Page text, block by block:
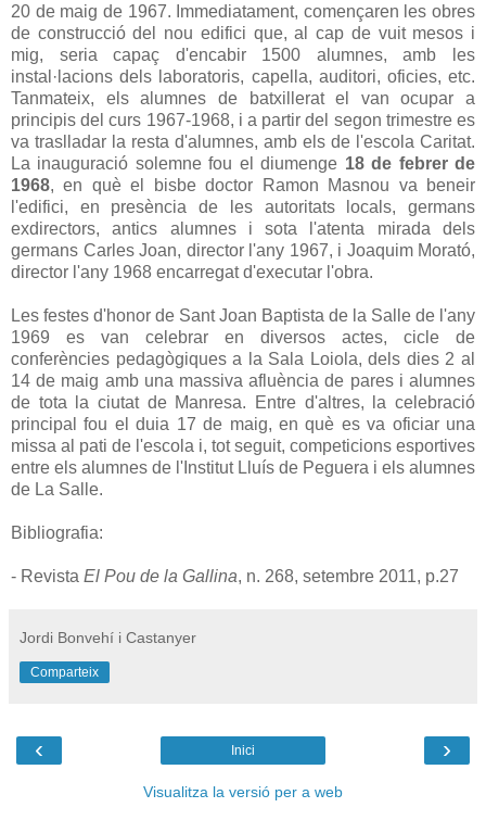
20 de maig de 1967. Immediatament, començaren les obres
de construcció del nou edifici que, al cap de vuit mesos i
mig, seria capaç d'encabir 1500 alumnes, amb les
instal·lacions dels laboratoris, capella, auditori, oficies, etc.
Tanmateix, els alumnes de batxillerat el van ocupar a
principis del curs 1967-1968, i a partir del segon trimestre es
va traslladar la resta d'alumnes, amb els de l'escola Caritat.
La inauguració solemne fou el diumenge 18 de febrer de
1968, en què el bisbe doctor Ramon Masnou va beneir
l'edifici, en presència de les autoritats locals, germans
exdirectors, antics alumnes i sota l'atenta mirada dels
germans Carles Joan, director l'any 1967, i Joaquim Morató,
director l'any 1968 encarregat d'executar l'obra.
Les festes d'honor de Sant Joan Baptista de la Salle de l'any
1969 es van celebrar en diversos actes, cicle de
conferències pedagògiques a la Sala Loiola, dels dies 2 al
14 de maig amb una massiva afluència de pares i alumnes
de tota la ciutat de Manresa. Entre d'altres, la celebració
principal fou el duia 17 de maig, en què es va oficiar una
missa al pati de l'escola i, tot seguit, competicions esportives
entre els alumnes de l'Institut Lluís de Peguera i els alumnes
de La Salle.
Bibliografia:
- Revista El Pou de la Gallina, n. 268, setembre 2011, p.27
Jordi Bonvehí i Castanyer
Comparteix
‹ ›
Inici
Visualitza la versió per a web